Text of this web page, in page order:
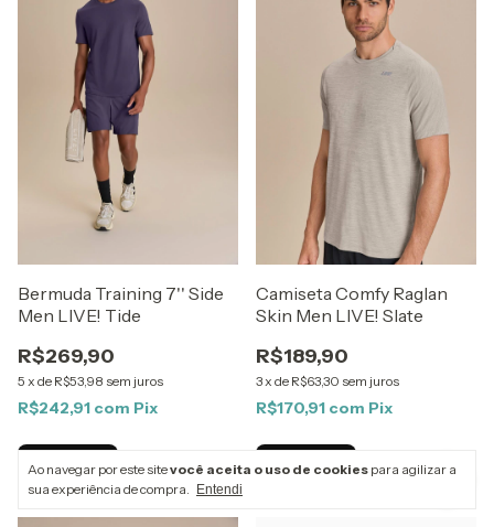
Ao navegar por este sitevocê aceita o uso de cookies para agilizar a
sua experiência de compra.
Entendi
Bermuda Training 7'' Side
Men LIVE! Tide
R$269,90
5 x de R$53,98 sem juros
R$242,91 com Pix
Camiseta Comfy Raglan
Skin Men LIVE! Slate
R$189,90
3 x de R$63,30 sem juros
R$170,91 com Pix